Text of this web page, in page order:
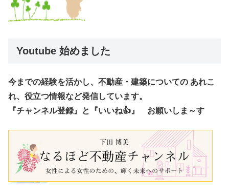
Youtube 始めました
今までの経験を活かし、不動産・建築についての あれこ
れ、役立つ情報など発信しています。
『チャンネル登録』と『いいね👍』 お願いしま～す